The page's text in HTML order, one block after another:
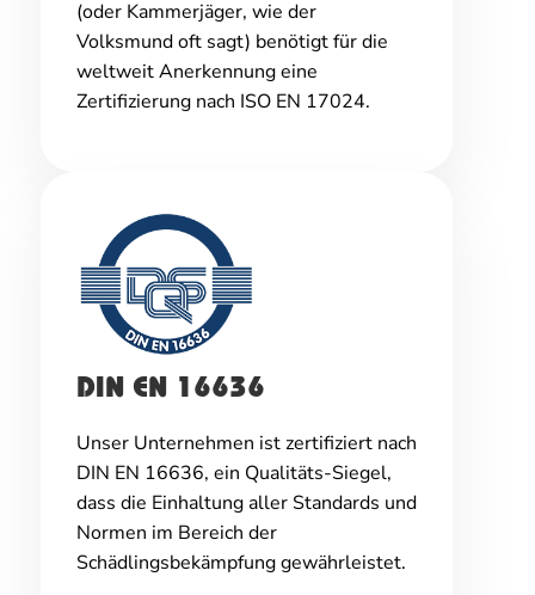
(oder Kammerjäger, wie der
Volksmund oft sagt) benötigt für die
weltweit Anerkennung eine
Zertifizierung nach ISO EN 17024.
DIN EN 16636
Unser Unternehmen ist zertifiziert nach
DIN EN 16636, ein Qualitäts-Siegel,
dass die Einhaltung aller Standards und
Normen im Bereich der
Schädlingsbekämpfung gewährleistet.